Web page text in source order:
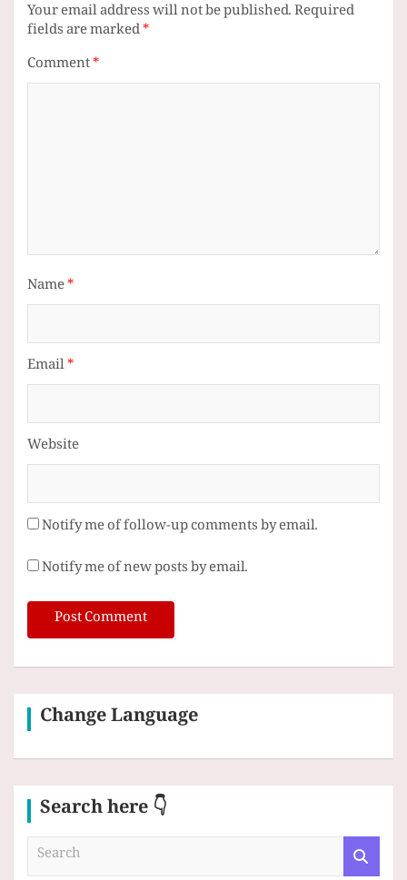
Your email address will not be published.Required
fields are marked*
Comment*
Name*
Email*
Website
Notify me of follow-up comments by email.
Notify me of new posts by email.
Change Language
Search here 👇